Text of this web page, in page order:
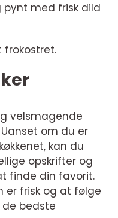
med frisk dild
frokostret.
velsmagende
om du er
kan du
opskrifter og
finde din favorit.
er frisk og at følge
bedste